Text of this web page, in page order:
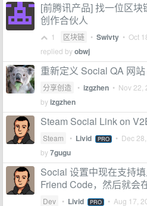
[前腾讯产品] 找一位区块
创作合伙人
1 区块链 • Swivty • Oct
replied byobwj
重新定义 Social QA 网站
分享创造 • izgzhen • Nov 22,
byizgzhen
Steam Social Link on
Steam • Livid PRO • Dec
by7gugu
Social 设置中现在支持
Friend Code，然后就会
Dev • Livid PRO • Aug 17,